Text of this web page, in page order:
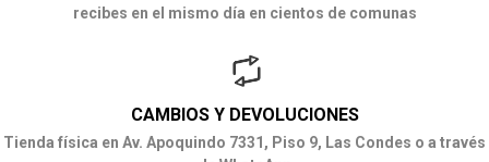
recibes en el mismo día en cientos de comunas
CAMBIOS Y DEVOLUCIONES
Tienda física en Av. Apoquindo 7331, Piso 9, Las Condes o a través